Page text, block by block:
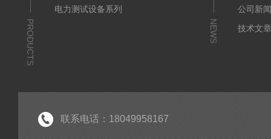
PRODUCTS
电力测试设备系列
NEWS
公司新
技术文
联系电话：18049958167